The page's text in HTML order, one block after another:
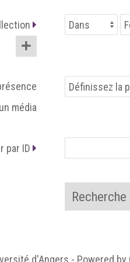
média
par ID
d'Angers - Powered by